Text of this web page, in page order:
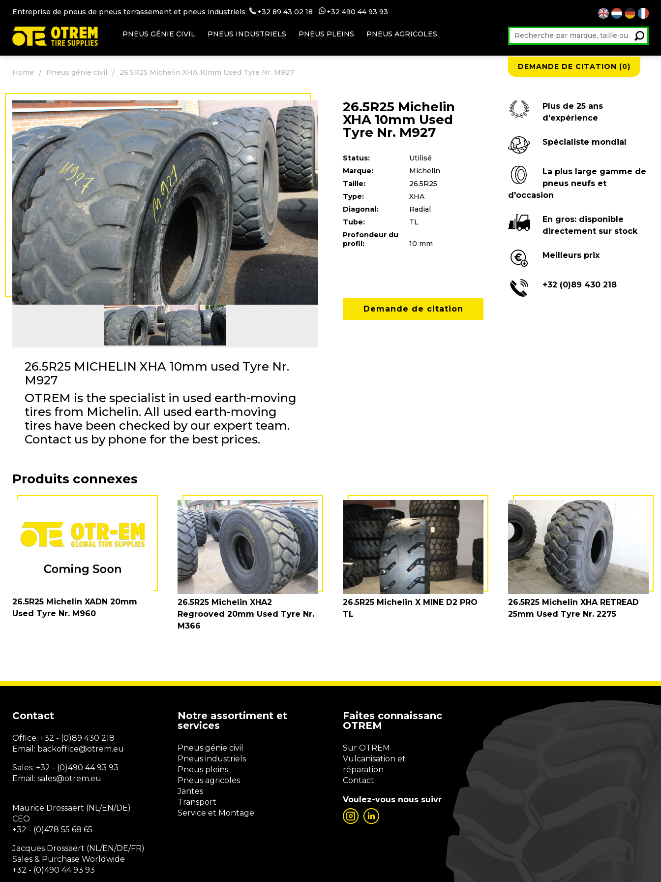
Entreprise de pneus de pneus terrassement et pneus industriels +32 89 43 02 18 +32 490 44 93 93
PNEUS GÉNIE CIVIL PNEUS INDUSTRIELS PNEUS PLEINS PNEUS AGRICOLES
DEMANDE DE CITATION (0)
Home Pneus génie civil 26.5R25 Michelin XHA 10mm Used Tyre Nr. M927
26.5R25 Michelin
XHA 10mm Used
Tyre Nr. M927
Status:
Utilisé
Marque:
Michelin
Taille:
26.5R25
Type:
XHA
Diagonal:
Radial
Tube:
TL
Profondeur du
profil:
10 mm
Demande de citation
Plus de 25 ans
d'expérience
Spécialiste mondial
La plus large gamme de
pneus neufs et
d'occasion
En gros: disponible
directement sur stock
Meilleurs prix
+32 (0)89 430 218
26.5R25 MICHELIN XHA 10mm used Tyre Nr.
M927
OTREM is the specialist in used earth-moving
tires from Michelin. All used earth-moving
tires have been checked by our expert team.
Contact us by phone for the best prices.
Produits connexes
26.5R25 Michelin XADN 20mm
Used Tyre Nr. M960
26.5R25 Michelin XHA2
Regrooved 20mm Used Tyre Nr.
M366
26.5R25 Michelin X MINE D2 PRO
TL
26.5R25 Michelin XHA RETREAD
25mm Used Tyre Nr. 2275
Contact
Office: +32 - (0)89 430 218
Email: backoffice@otrem.eu
Sales: +32 - (0)490 44 93 93
Email: sales@otrem.eu
Maurice Drossaert (NL/EN/DE)
CEO
+32 - (0)478 55 68 65
Jacques Drossaert (NL/EN/DE/FR)
Sales & Purchase Worldwide
+32 - (0)490 44 93 93
Notre assortiment et
services
Pneus génie civil
Pneus industriels
Pneus pleins
Pneus agricoles
Jantes
Transport
Service et Montage
Faites connaissance avec
OTREM
Sur OTREM
Vulcanisation et
réparation
Contact
Voulez-vous nous suivre?